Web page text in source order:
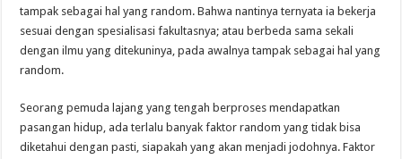
tampak sebagai hal yang random. Bahwa nantinya ternyata ia bekerja
sesuai dengan spesialisasi fakultasnya; atau berbeda sama sekali
dengan ilmu yang ditekuninya, pada awalnya tampak sebagai hal yang
random.
Seorang pemuda lajang yang tengah berproses mendapatkan
pasangan hidup, ada terlalu banyak faktor random yang tidak bisa
diketahui dengan pasti, siapakah yang akan menjadi jodohnya. Faktor